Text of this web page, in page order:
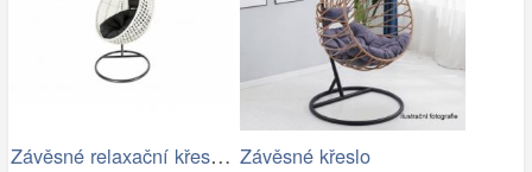
Závěsné relaxační křeslo CANDY Závěsné křeslo